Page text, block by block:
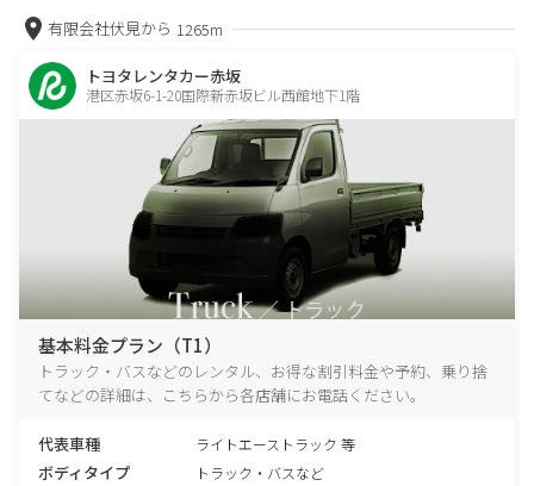
有限会社伏見から 1265m
トヨタレンタカー赤坂
港区赤坂6-1-20国際新赤坂ビル西館地下1階
基本料金プラン（T1）
トラック・バスなどのレンタル、お得な割引料金や予約、乗り捨
てなどの詳細は、こちらから各店舗にお電話ください。
代表車種 ライトエーストラック 等
ボディタイプ トラック・バスなど